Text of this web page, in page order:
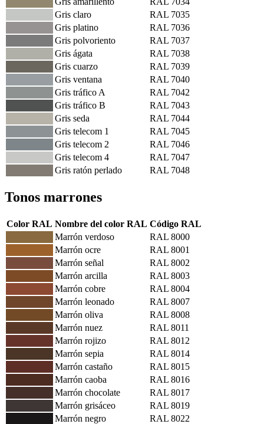
Gris claro
RAL 7035
Gris platino
RAL 7036
Gris polvoriento
RAL 7037
Gris ágata
RAL 7038
Gris cuarzo
RAL 7039
Gris ventana
RAL 7040
Gris tráfico A
RAL 7042
Gris tráfico B
RAL 7043
Gris seda
RAL 7044
Gris telecom 1
RAL 7045
Gris telecom 2
RAL 7046
Gris telecom 4
RAL 7047
Gris ratón perlado
RAL 7048
Tonos marrones
Color RAL Nombre del color RAL Código RAL
Marrón verdoso
RAL 8000
Marrón ocre
RAL 8001
Marrón señal
RAL 8002
Marrón arcilla
RAL 8003
Marrón cobre
RAL 8004
Marrón leonado
RAL 8007
Marrón oliva
RAL 8008
Marrón nuez
RAL 8011
Marrón rojizo
RAL 8012
Marrón sepia
RAL 8014
Marrón castaño
RAL 8015
Marrón caoba
RAL 8016
Marrón chocolate
RAL 8017
Marrón grisáceo
RAL 8019
Marrón negro
RAL 8022